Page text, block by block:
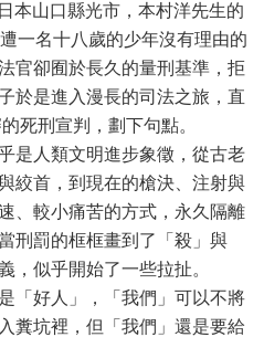
山口縣光市，本村洋先生的
一名十八歲的少年沒有理由的
官卻囿於長久的量刑基準，拒
於是進入漫長的司法之旅，直
死刑宣判，劃下句點。
人類文明進步象徵，從古老
絞首，到現在的槍決、注射與
、較小痛苦的方式，永久隔離
刑罰的框框畫到了「殺」與
，似乎開始了一些拉扯。
好人」，「我們」可以不將
糞坑裡，但「我們」還是要給